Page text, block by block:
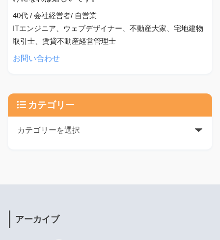
40代 / 会社経営者/ 自営業
ITエンジニア、ウェブデザイナー、不動産大家、宅地建物
取引士、賃貸不動産経営管理士
お問い合わせ
カテゴリー
アーカイブ